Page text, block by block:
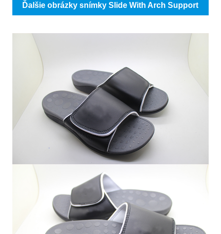
Ďalšie obrázky snímky Slide With Arch Support